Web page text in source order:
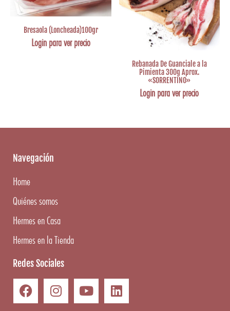
Bresaola (Loncheada)100gr
Login para ver precio
Rebanada De Guanciale a la
Pimienta 300g Aprox.
«SORRENTINO»
Login para ver precio
Navegación
Home
Quiénes somos
Hermes en Casa
Hermes en la Tienda
Redes Sociales